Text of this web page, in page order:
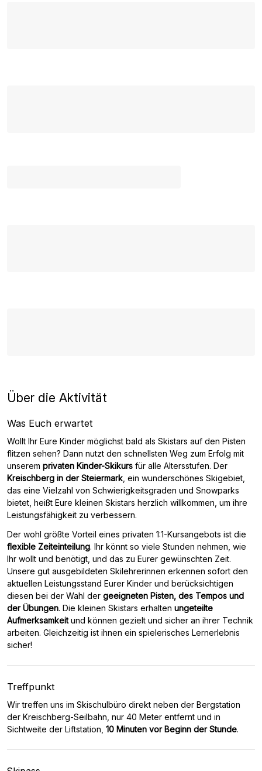
Über die Aktivität
Was Euch erwartet
Wollt Ihr Eure Kinder möglichst bald als Skistars auf den Pisten
flitzen sehen? Dann nutzt den schnellsten Weg zum Erfolg mit
unserem privaten Kinder-Skikurs für alle Altersstufen. Der
Kreischberg in der Steiermark , ein wunderschönes Skigebiet,
das eine Vielzahl von Schwierigkeitsgraden und Snowparks
bietet, heißt Eure kleinen Skistars herzlich willkommen, um ihre
Leistungsfähigkeit zu verbessern.
Der wohl größte Vorteil eines privaten 1:1-Kursangebots ist die
flexible Zeiteinteilung. Ihr könnt so viele Stunden nehmen, wie
Ihr wollt und benötigt, und das zu Eurer gewünschten Zeit.
Unsere gut ausgebildeten Skilehrerinnen erkennen sofort den
aktuellen Leistungsstand Eurer Kinder und berücksichtigen
diesen bei der Wahl der geeigneten Pisten, des Tempos und
der Übungen. Die kleinen Skistars erhalten ungeteilte
Aufmerksamkeitund können gezielt und sicher an ihrer Technik
arbeiten. Gleichzeitig ist ihnen ein spielerisches Lernerlebnis
sicher!
Treffpunkt
Wir treffen uns im Skischulbüro direkt neben der Bergstation
der Kreischberg-Seilbahn, nur 40 Meter entfernt und in
Sichtweite der Liftstation, 10 Minuten vor Beginn der Stunde.